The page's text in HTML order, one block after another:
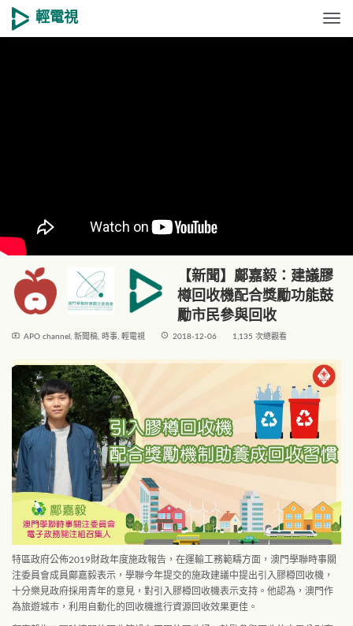
輕電視
【新聞】鄺嘉毅：建議膠
樽回收機配合獎勵功能鼓
勵市民參與回收
live_tv APO channel , 新聞稿, 時事, 輕電視 access_time 2018-12-06 1,135 次總觀看
特區政府公佈2019財政年度施政報告，在運輸工務範疇方面，澳門學聯時事關
注委員會成員鄺嘉毅表示，學聯今年提交的施政建議中提出引入膠樽回收機，
十分樂見政府採用青年的意見，對引入膠樽回收機表示支持。他認為，澳門作
為旅遊城市，利用自動化的回收機進行資源回收效果更佳。